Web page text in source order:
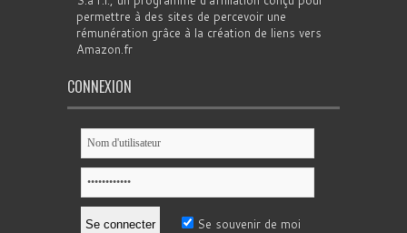
permettre à des sites de percevoir une
rémunération grâce à la création de liens vers
Amazon.fr
CONNEXION
Se souvenir de moi